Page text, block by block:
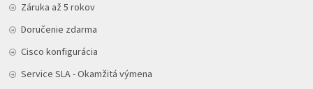
Záruka až 5 rokov
Doručenie zdarma
Cisco konfigurácia
Service SLA - Okamžitá výmena